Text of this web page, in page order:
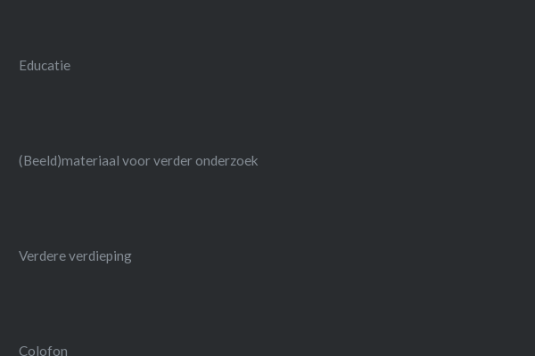
Educatie
(Beeld)materiaal voor verder onderzoek
Verdere verdieping
Colofon